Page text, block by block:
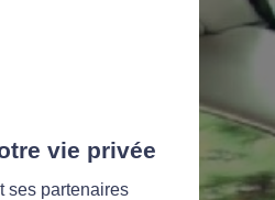
vie privée
ses partenaires